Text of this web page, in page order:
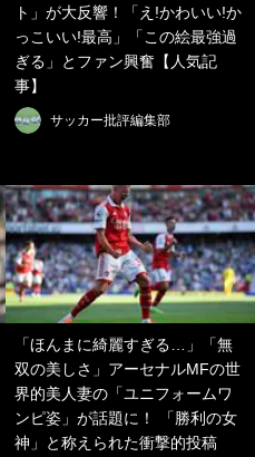
ト」が大反響！「え!かわいい!か
っこいい!最高」「この絵最強過
ぎる」とファン興奮【人気記
事】
サッカー批評編集部
「ほんまに綺麗すぎる…」「無
双の美しさ」アーセナルMFの世
界的美人妻の「ユニフォームワ
ンピ姿」が話題に！ 「勝利の女
神」と称えられた衝撃的投稿